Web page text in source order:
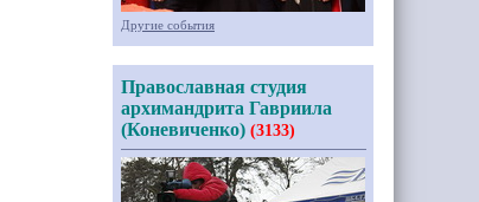
Другие события
Православная студия
архимандрита Гавриила
(Коневиченко) (3133)